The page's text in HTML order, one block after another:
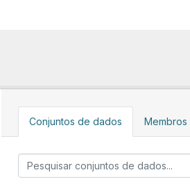
Conjuntos de dados Membros